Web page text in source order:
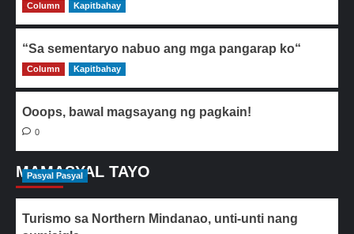
0
Column Kapitbahay
“Sa sementaryo nabuo ang mga pangarap ko“
0
Column Kapitbahay
Ooops, bawal magsayang ng pagkain!
0
MAMASYAL TAYO
Pasyal Pasyal
Turismo sa Northern Mindanao, unti-unti nang